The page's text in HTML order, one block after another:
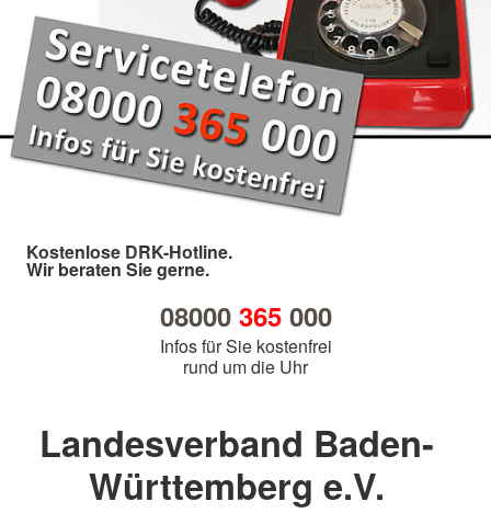
Kostenlose DRK-Hotline.
Wir beraten Sie gerne.
08000 365000
Infos für Sie kostenfrei
rund um die Uhr
Landesverband Baden-
Württemberg e.V.